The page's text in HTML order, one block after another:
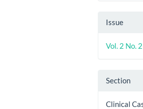
Issue
Vol. 2 No.
Section
Clinical